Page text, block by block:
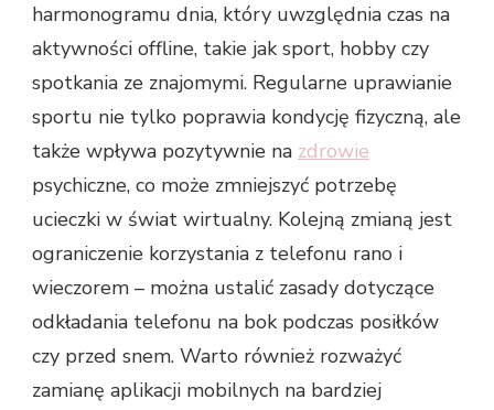
harmonogramu dnia, który uwzględnia czas na
aktywności offline, takie jak sport, hobby czy
spotkania ze znajomymi. Regularne uprawianie
sportu nie tylko poprawia kondycję fizyczną, ale
także wpływa pozytywnie na zdrowie
psychiczne, co może zmniejszyć potrzebę
ucieczki w świat wirtualny. Kolejną zmianą jest
ograniczenie korzystania z telefonu rano i
wieczorem – można ustalić zasady dotyczące
odkładania telefonu na bok podczas posiłków
czy przed snem. Warto również rozważyć
zamianę aplikacji mobilnych na bardziej